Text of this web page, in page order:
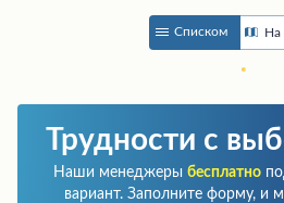
+7 (903) 448-
Подберите мне зал
Списком На
Трудности с
Наши менеджеры бесплатно
вариант. Заполните форму, и